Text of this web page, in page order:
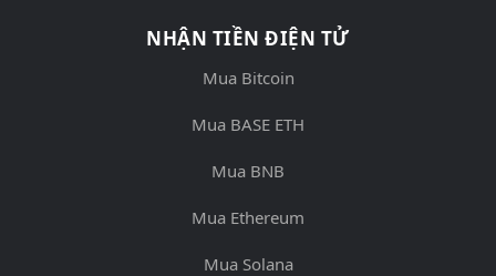
NHẬN TIỀN ĐIỆN TỬ
Mua Bitcoin
Mua BASE ETH
Mua BNB
Mua Ethereum
Mua Solana